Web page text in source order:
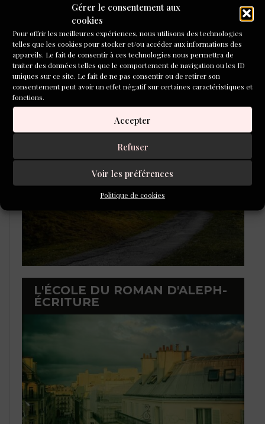
Gérer le consentement aux
cookies
Pour offrir les meilleures expériences, nous utilisons des technologies
telles que les cookies pour stocker et/ou accéder aux informations des
appareils. Le fait de consentir à ces technologies nous permettra de
traiter des données telles que le comportement de navigation ou les ID
uniques sur ce site. Le fait de ne pas consentir ou de retirer son
consentement peut avoir un effet négatif sur certaines caractéristiques et
fonctions.
Accepter
Refuser
Voir les préférences
Politique de cookies
LAURÉATS DU CONCOURS DE
POÉSIE 2026
L'ÉCOLE DU ROMAN D'ALEPH-
ÉCRITURE